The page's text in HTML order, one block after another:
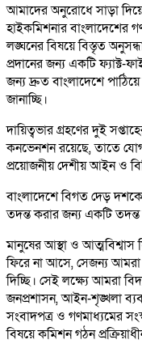
আমাদের অনুরোধে সাড়া
হাইকমিশনার বাংলাদেশের
লঙ্ঘনের বিষয়ে বিস্তৃত
প্রদানের জন্য একটি ফ্যাক্ট-
জন্য দ্রুত বাংলাদেশে
জানাচ্ছি।
দায়িত্বভার গ্রহণের দুই
কনভেনশন রয়েছে, তাতে
প্রয়োজনীয় দেশীয় আইন ও
বাংলাদেশে বিগত দেড়
তদন্ত করার জন্য একটি
মানুষের আস্থা ও
ফিরে না আসে, সেজন্য আমরা
দিচ্ছি। সেই লক্ষ্যে আমরা
জনপ্রশাসন, আইন-শৃঙ্খলা
সংবাদপত্র ও গণমাধ্যমের
বিষয়ে কমিশন গঠন